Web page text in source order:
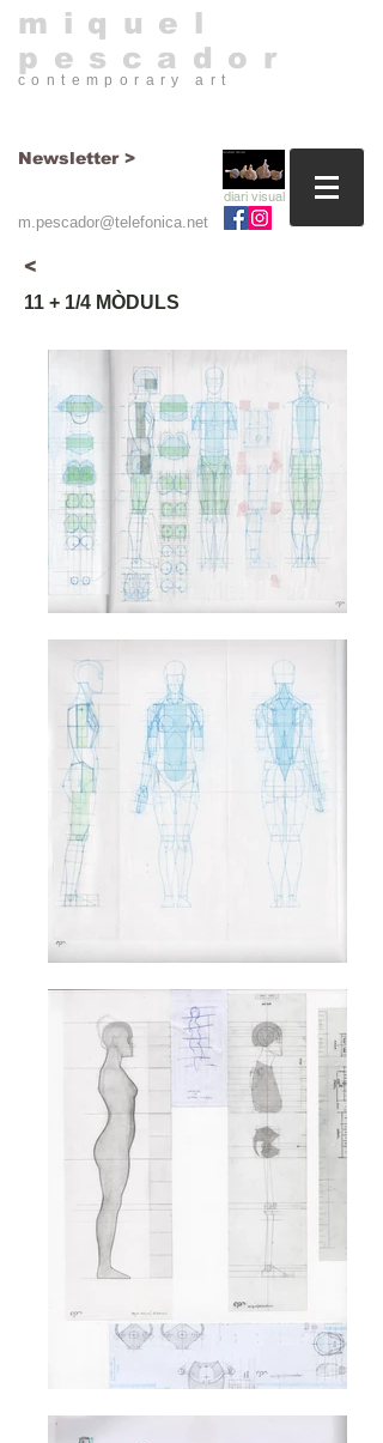
​miquel
pescador
contemporary art​
diari visual
m.pescador@telefonica.net
Newsletter >
<
11 + 1/4 MÒDULS